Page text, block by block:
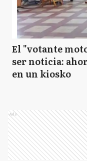
El "votante
ser noticia:
en un kiosko
Ads